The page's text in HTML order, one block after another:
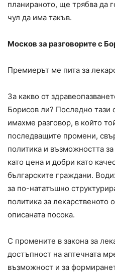
планираното, ще трябва да
чул да има такъв.
Москов за разговорите с
Премиерът ме пита за
За какво от
Борисов ли? Последно тази
имахме разговор, в който
последващите промени,
политика и възможността
като цена и добри като
българските граждани.
за по-нататъшно
политика за лекарственото
описаната посока.
С промените в закона за
достъпност на аптечната
възможност и за